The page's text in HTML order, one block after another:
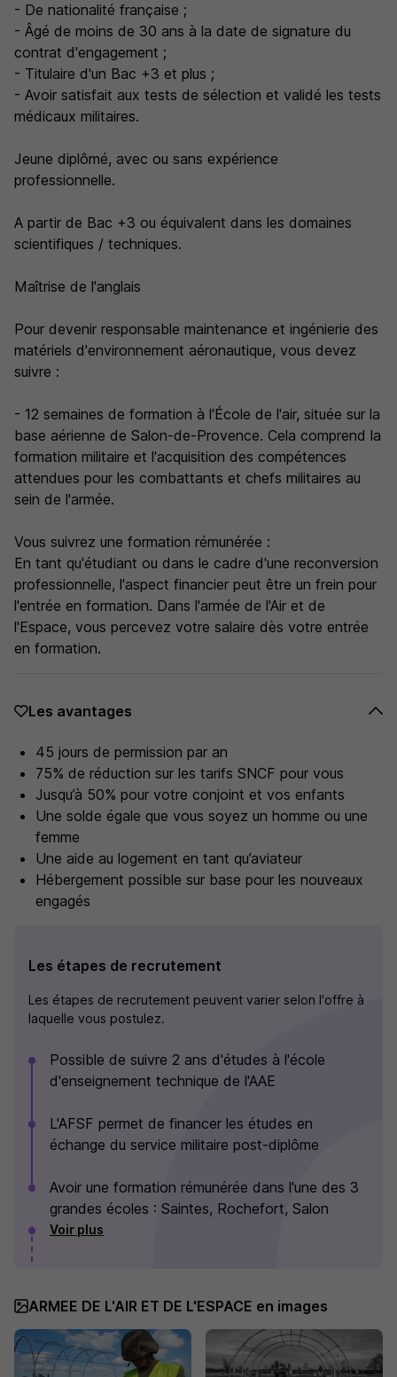
- De nationalité française ;
- Âgé de moins de 30 ans à la date de signature du
contrat d'engagement ;
- Titulaire d'un Bac +3 et plus ;
- Avoir satisfait aux tests de sélection et validé les tests
médicaux militaires.
Jeune diplômé, avec ou sans expérience
professionnelle.
A partir de Bac +3 ou équivalent dans les domaines
scientifiques / techniques.
Maîtrise de l'anglais
Pour devenir responsable maintenance et ingénierie des
matériels d'environnement aéronautique, vous devez
suivre :
- 12 semaines de formation à l'École de l'air, située sur la
base aérienne de Salon-de-Provence. Cela comprend la
formation militaire et l'acquisition des compétences
attendues pour les combattants et chefs militaires au
sein de l'armée.
Vous suivrez une formation rémunérée :
En tant qu'étudiant ou dans le cadre d'une reconversion
professionnelle, l'aspect financier peut être un frein pour
l'entrée en formation. Dans l'armée de l'Air et de
l'Espace, vous percevez votre salaire dès votre entrée
en formation.
Les avantages
45 jours de permission par an
75% de réduction sur les tarifs SNCF pour vous
Jusqu’à 50% pour votre conjoint et vos enfants
Une solde égale que vous soyez un homme ou une
femme
Une aide au logement en tant qu’aviateur
Hébergement possible sur base pour les nouveaux
engagés
Les étapes de recrutement
Les étapes de recrutement peuvent varier selon l'offre à
laquelle vous postulez.
Possible de suivre 2 ans d'études à l'école
d'enseignement technique de l'AAE
L'AFSF permet de financer les études en
échange du service militaire post-diplôme
Avoir une formation rémunérée dans l'une des 3
grandes écoles : Saintes, Rochefort, Salon
Voir plus
ARMEE DE L'AIR ET DE L'ESPACE en images